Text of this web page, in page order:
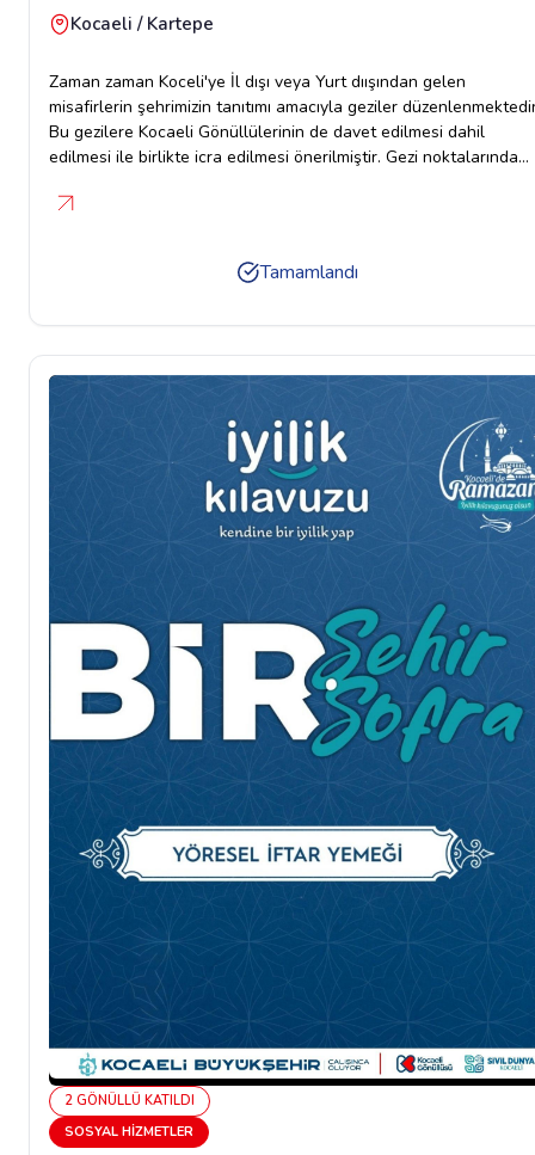
Kocaeli / Kartepe
Zaman zaman Koceli'ye İl dışı veya Yurt dıışından gelen
misafirlerin şehrimizin tanıtımı amacıyla geziler
Bu gezilere Kocaeli Gönüllülerinin de davet edilmesi dahil
edilmesi ile birlikte icra edilmesi önerilmiştir. Gezi noktalarında
anılar biriktirilebilir. Şehrimizin ve Kocaeli Gönüllüsü projemizin
Tamamlandı
2 GÖNÜLLÜ KATILDI
SOSYAL HIZMETLER